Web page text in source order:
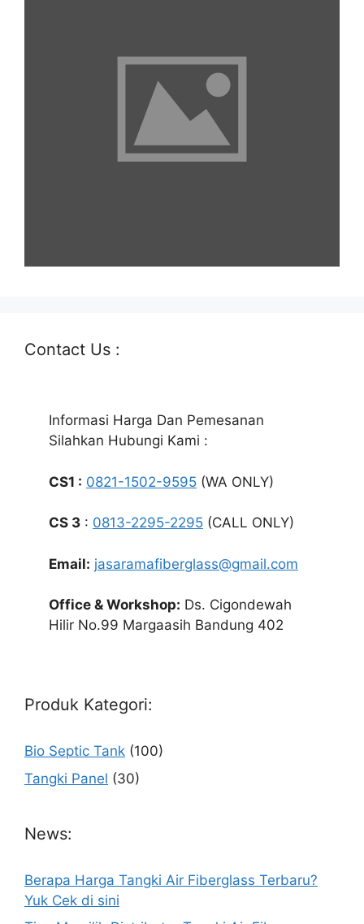
Contact Us :
Informasi Harga Dan Pemesanan
Silahkan Hubungi Kami :
CS1 : 0821-1502-9595 (WA ONLY)
CS 3 : 0813-2295-2295 (CALL ONLY)
Email: jasaramafiberglass@gmail.com
Office & Workshop: Ds. Cigondewah
Hilir No.99 Margaasih Bandung 402
Produk Kategori:
Bio Septic Tank (100)
Tangki Panel (30)
News:
Berapa Harga Tangki Air Fiberglass Terbaru?
Yuk Cek di sini